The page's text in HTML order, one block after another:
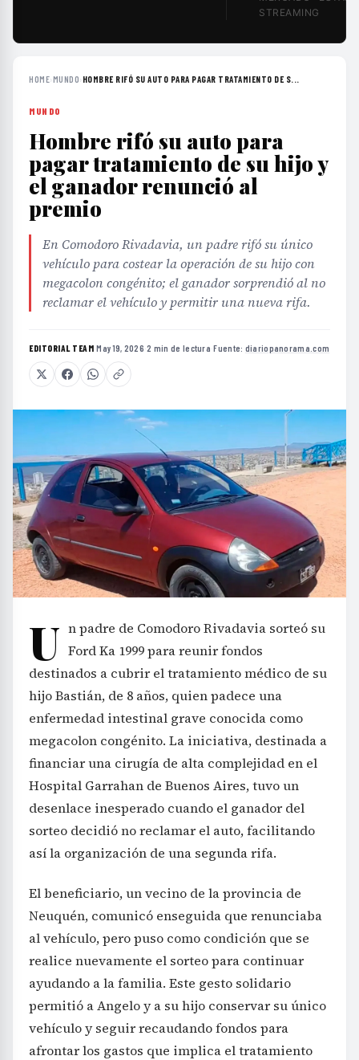
STREAMING
HOME›MUNDO› HOMBRE RIFÓ SU AUTO PARA PAGAR TRATAMIENTO DE S...
MUNDO
Hombre rifó su auto para
pagar tratamiento de su hijo y
el ganador renunció al
premio
En Comodoro Rivadavia, un padre rifó su único
vehículo para costear la operación de su hijo con
megacolon congénito; el ganador sorprendió al no
reclamar el vehículo y permitir una nueva rifa.
EDITORIAL TEAM·May 19, 2026·2 min de lectura·Fuente: diariopanorama.com
U n padre de Comodoro Rivadavia sorteó su
Ford Ka 1999 para reunir fondos
destinados a cubrir el tratamiento médico de su
hijo Bastián, de 8 años, quien padece una
enfermedad intestinal grave conocida como
megacolon congénito. La iniciativa, destinada a
financiar una cirugía de alta complejidad en el
Hospital Garrahan de Buenos Aires, tuvo un
desenlace inesperado cuando el ganador del
sorteo decidió no reclamar el auto, facilitando
así la organización de una segunda rifa.
El beneficiario, un vecino de la provincia de
Neuquén, comunicó enseguida que renunciaba
al vehículo, pero puso como condición que se
realice nuevamente el sorteo para continuar
ayudando a la familia. Este gesto solidario
permitió a Angelo y a su hijo conservar su único
vehículo y seguir recaudando fondos para
afrontar los gastos que implica el tratamiento